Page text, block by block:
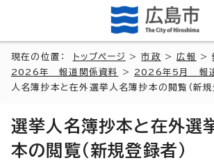
現在の位置： トップページ >市政 >広報 >
2026年 報道関係資料
> 2026年5月 報
人名簿抄本と在外選挙人名簿抄本の閲覧（新規
選挙人名簿抄本と在外選
本の閲覧（新規登録者）